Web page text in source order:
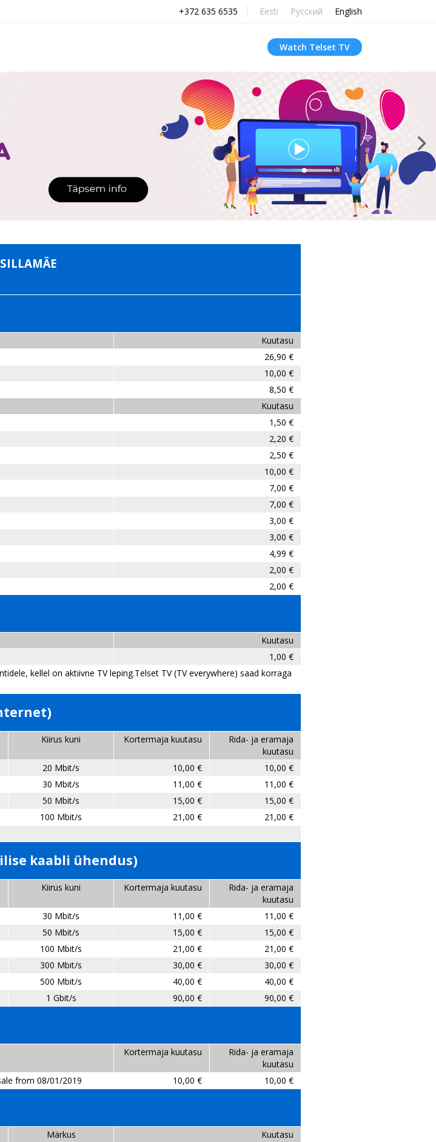
+372 635 6535 Eesti Русский English
Watch Telset TV
SILLAMÄE
Kuutasu
26,90 €
10,00 €
8,50 €
Kuutasu
1,50 €
2,20 €
2,50 €
10,00 €
7,00 €
7,00 €
3,00 €
3,00 €
4,99 €
2,00 €
2,00 €
Kuutasu
1,00 €
kellel on aktiivne TV leping.Telset TV (TV everywhere) saad korraga
Kiirus kuni Kortermaja kuutasu
Rida- ja eramaja
kuutasu
20 Mbit/s 10,00 €
10,00 €
30 Mbit/s 11,00 €
11,00 €
50 Mbit/s 15,00 €
15,00 €
100 Mbit/s 21,00 €
21,00 €
kaabli ühendus)
Kiirus kuni Kortermaja kuutasu
Rida- ja eramaja
kuutasu
30 Mbit/s 11,00 €
11,00 €
50 Mbit/s 15,00 €
15,00 €
100 Mbit/s 21,00 €
21,00 €
300 Mbit/s 30,00 €
30,00 €
500 Mbit/s 40,00 €
40,00 €
1 Gbit/s 90,00 € 90,00 €
Kortermaja kuutasu
Rida- ja eramaja
kuutasu
01/2019
10,00 € 10,00 €
Märkus
Kuutasu